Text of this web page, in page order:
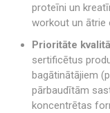
proteīni un
workout un ātrie
Prioritāte
sertificētus
bagātinātājiem
pārbaudītām
koncentrētas